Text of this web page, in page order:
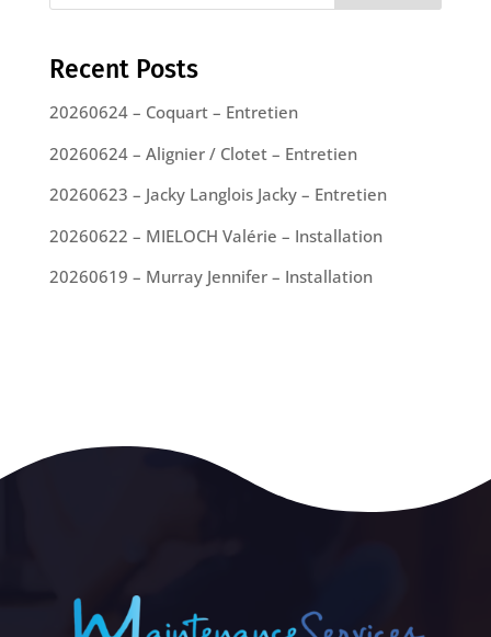
Recent Posts
20260624 – Coquart – Entretien
20260624 – Alignier / Clotet – Entretien
20260623 – Jacky Langlois Jacky – Entretien
20260622 – MIELOCH Valérie – Installation
20260619 – Murray Jennifer – Installation